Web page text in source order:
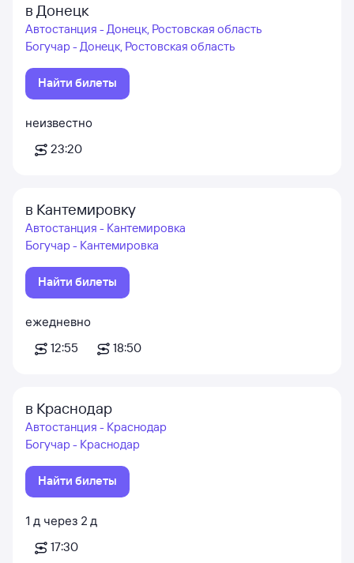
в Донецк
Автостанция - Донецк, Ростовская область
Богучар - Донецк, Ростовская область
Найти билеты
неизвестно
23:20
в Кантемировку
Автостанция - Кантемировка
Богучар - Кантемировка
Найти билеты
ежедневно
12:55
18:50
в Краснодар
Автостанция - Краснодар
Богучар - Краснодар
Найти билеты
1 д через 2 д
17:30